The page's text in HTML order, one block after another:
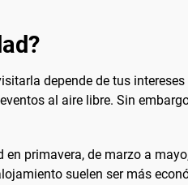
depende de tus
al aire libre. Sin
primavera, de marzo a
suelen ser más